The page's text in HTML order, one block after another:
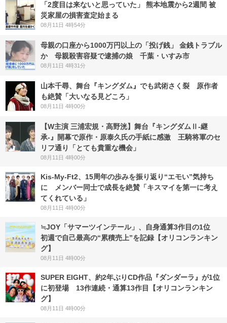
「2度目は来ないと思っていた」 熊本地震から2週間 被
災家屋の損害査定始まる
08月11日 4時54分
母親の口座から1000万円以上の「投げ銭」 金銭トラブル
か 母親殺害容疑で逮捕の娘 千葉・いすみ市
08月11日 4時31分
山本千尋、舞台『キングダム』でも武術さく裂 原作者
も絶賛「大いなる見どころ」
08月11日 4時00分
【W主演 三浦宏規・高野洸】舞台『キングダムⅡ-継
承-』開幕で原作・原泰久氏の手紙に感激 王騎将軍のセ
リフ通り「とても貴重な機会」
08月11日 4時00分
Kis-My-Ft2、15周年の歩みを振り返り“エモい”気持ち
に メンバー同士で成長を絶賛「キスマイを第一に考え
てくれている」
08月11日 4時00分
≒JOY「サマーツインテール」、自身通算3作目の1位
初週で自己最高の“累積売上”を記録【オリコンランキン
グ】
08月11日 4時00分
SUPER EIGHT、約2年ぶりCD作品『ダンダーラ』が1位
に初登場 13作連続・通算13作目【オリコンランキン
グ】
08月11日 4時00分